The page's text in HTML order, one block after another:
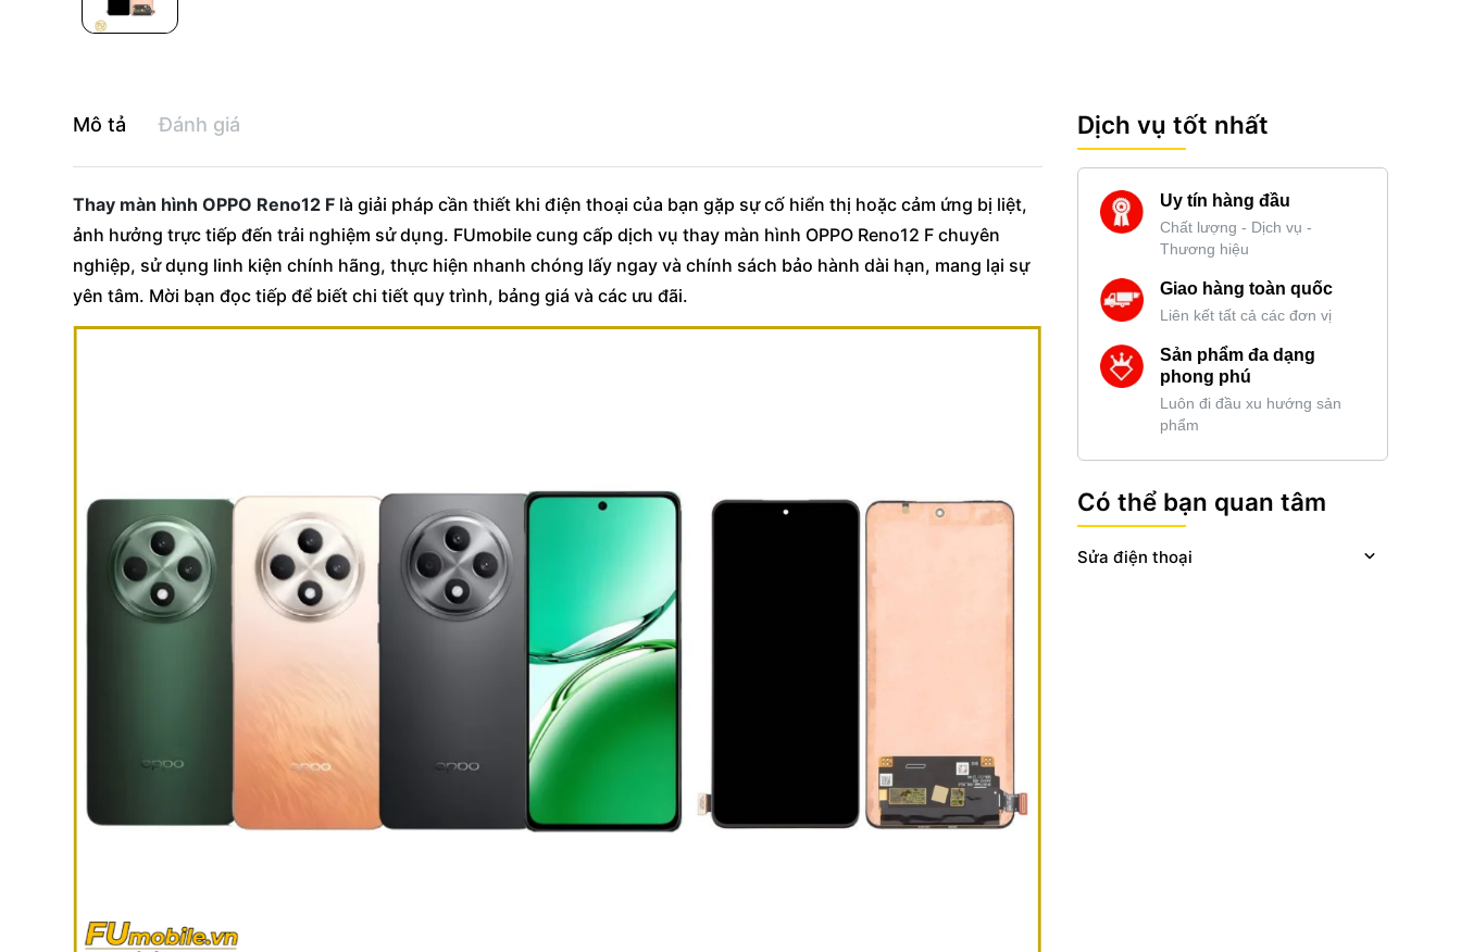
Mô tả Đánh giá
Thay màn hình OPPO Reno12 F là giải pháp cần thiết khi điện thoại của bạn gặp sự cố hiển thị hoặc cảm ứng bị liệt,
ảnh hưởng trực tiếp đến trải nghiệm sử dụng. FUmobile cung cấp dịch vụ thay màn hình OPPO Reno12 F chuyên
nghiệp, sử dụng linh kiện chính hãng, thực hiện nhanh chóng lấy ngay và chính sách bảo hành dài hạn, mang lại sự
yên tâm. Mời bạn đọc tiếp để biết chi tiết quy trình, bảng giá và các ưu đãi.
Dịch vụ tốt nhất
Uy tín hàng đầu
Chất lượng - Dịch vụ -
Thương hiệu
Giao hàng toàn quốc
Liên kết tất cả các đơn vị
Sản phẩm đa dạng
phong phú
Luôn đi đầu xu hướng sản
phẩm
Có thể bạn quan tâm
Sửa điện thoại